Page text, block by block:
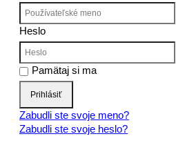
Heslo
Pamätaj si ma
Prihlásiť
Zabudli ste svoje meno?
Zabudli ste svoje heslo?